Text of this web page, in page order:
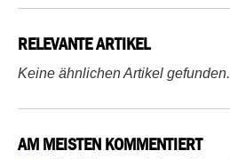
RELEVANTE ARTIKEL
Keine ähnlichen Artikel gefunden.
AM MEISTEN KOMMENTIERT